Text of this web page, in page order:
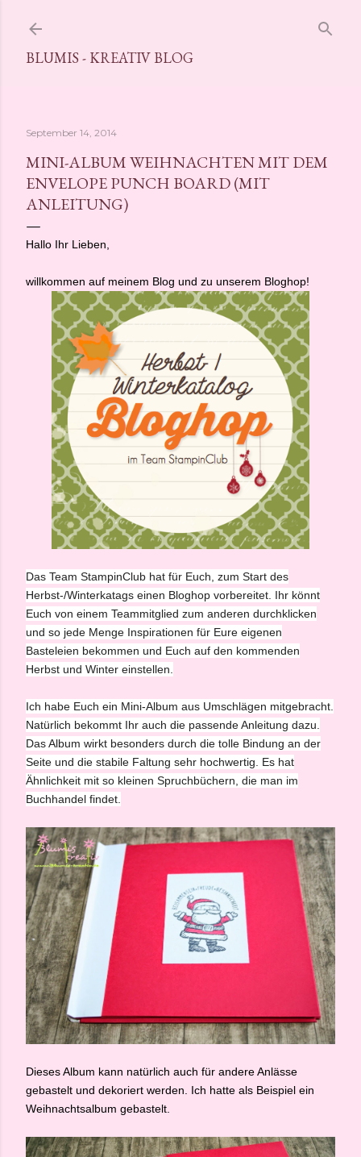
BLUMIS - KREATIV BLOG
September 14, 2014
MINI-ALBUM WEIHNACHTEN MIT DEM
ENVELOPE PUNCH BOARD (MIT
ANLEITUNG)
Hallo Ihr Lieben,
willkommen auf meinem Blog und zu unserem Bloghop!
Das Team StampinClub hat für Euch, zum Start des
Herbst-/Winterkatags einen Bloghop vorbereitet. Ihr könnt
Euch von einem Teammitglied zum anderen durchklicken
und so jede Menge Inspirationen für Eure eigenen
Basteleien bekommen und Euch auf den kommenden
Herbst und Winter einstellen.
Ich habe Euch ein Mini-Album aus Umschlägen mitgebracht.
Natürlich bekommt Ihr auch die passende Anleitung dazu.
Das Album wirkt besonders durch die tolle Bindung an der
Seite und die stabile Faltung sehr hochwertig. Es hat
Ähnlichkeit mit so kleinen Spruchbüchern, die man im
Buchhandel findet.
Dieses Album kann natürlich auch für andere Anlässe
gebastelt und dekoriert werden. Ich hatte als Beispiel ein
Weihnachtsalbum gebastelt.